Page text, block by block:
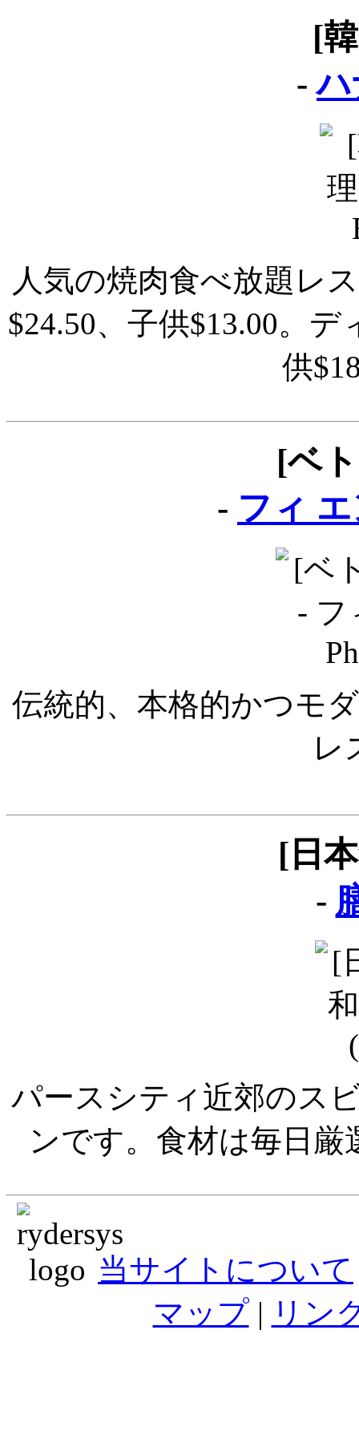
[
-ハ
人気の焼肉食べ放題レ
$24.50、子供$13.00。
供
[ベ
- フィ
伝統的、本格的かつモ
レ
[日
-
パースシティ近郊のス
ンです。食材は毎日
当サイトについて
マップ| リン